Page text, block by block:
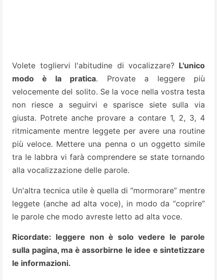
Volete togliervi l'abitudine di vocalizzare? L'unico
modo è la pratica. Provate a leggere più
velocemente del solito. Se la voce nella vostra testa
non riesce a seguirvi e sparisce siete sulla via
giusta. Potrete anche provare a contare 1, 2, 3, 4
ritmicamente mentre leggete per avere una routine
più veloce. Mettere una penna o un oggetto simile
tra le labbra vi farà comprendere se state tornando
alla vocalizzazione delle parole.
Un'altra tecnica utile è quella di “mormorare” mentre
leggete (anche ad alta voce), in modo da “coprire”
le parole che modo avreste letto ad alta voce.
Ricordate: leggere non è solo vedere le parole
sulla pagina, ma è assorbirne le idee e sintetizzare
le informazioni.